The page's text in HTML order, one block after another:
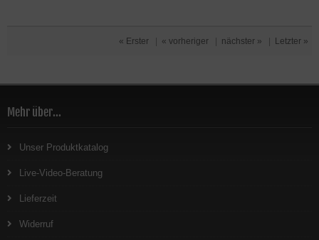
« Erster | « vorheriger | nächster » | Letzter »
Mehr über...
Unser Produktkatalog
Live-Video-Beratung
Lieferzeit
Widerruf